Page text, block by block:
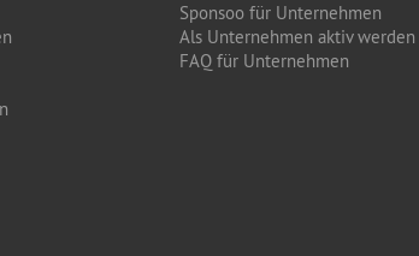
Sponsoo für Unternehmen
Als Unternehmen aktiv werden
FAQ für Unternehmen